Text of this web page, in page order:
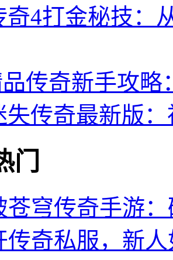
奇4打金秘技：
品传奇新手攻
失传奇最新版
苍穹传奇手游
传奇私服，新